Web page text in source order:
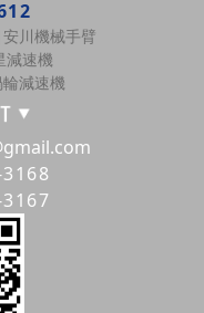
川機械手臂
減速機
減速機